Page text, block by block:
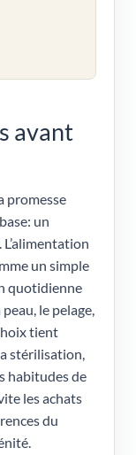
avant
promesse
un
un simple
quotidienne
le pelage,
tient
stérilisation,
habitudes de
les achats
du